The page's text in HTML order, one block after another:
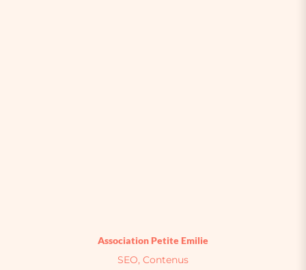
Association Petite Emilie
SEO, Contenus